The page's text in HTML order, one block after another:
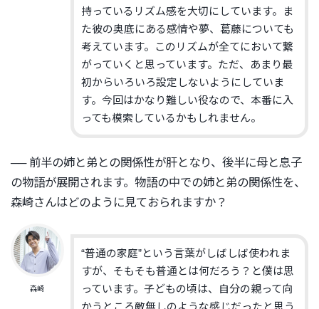
持っているリズム感を大切にしています。
ま
た彼の奥底にある感情や夢、葛藤についても
考えています。
このリズムが全てにおいて繋
がっていくと思っています。ただ、
あまり最
初からいろいろ設定しないようにしていま
す。 今回はかなり難しい役なので、 本番に入
っても模索しているかもしれません。
── 前半の姉と弟との関係性が肝となり、 後半に母と息子
の物語が展開されます。 物語の中での姉と弟の関係性を、
森崎さんはどのように見ておられますか？
森崎
“普通の家庭”という言葉がしばしば使われま
すが、 そもそも普通とは何だろう？と僕は思
っています。子どもの頃は、
自分の親って向